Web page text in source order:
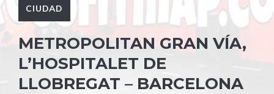
CIUDAD
METROPOLITAN GRAN VÍA,
L’HOSPITALET DE
LLOBREGAT – BARCELONA